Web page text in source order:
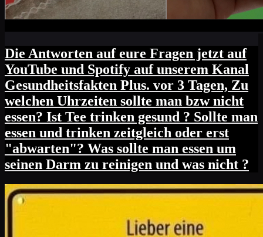
Die Antworten auf eure Fragen jetzt auf
YouTube und Spotify auf unserem Kanal
Gesundheitsfakten Plus. vor 3 Tagen, Zu
welchen Uhrzeiten sollte man bzw nicht
essen? Ist Tee trinken gesund ? Sollte man
essen und trinken zeitgleich oder erst
"abwarten"? Was sollte man essen um
seinen Darm zu reinigen und was nicht ?